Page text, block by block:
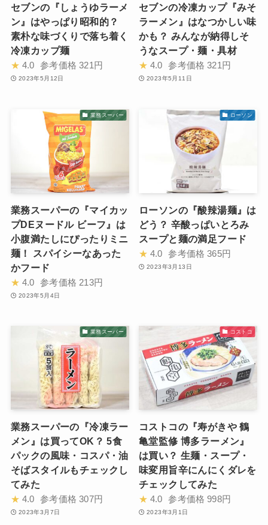
セブンの『しょうゆラーメ
ン』はやっぱり昭和的？
素朴な味づくりで落ち着く
冷凍カップ麺
★ 4.0 参考価格 321円
2023年5月12日
セブンの冷凍カップ『みそ
ラーメン』はなつかしい味
かも？ みんなが納得しそ
うなスープ・麺・具材
★ 4.0 参考価格 321円
2023年5月11日
業務スーパー
業務スーパーの『マイカッ
プDEヌードル ビーフ』は
小腹満たしにぴったりミニ
麺！ スパイシーなあった
かフード
★ 4.0 参考価格 213円
2023年5月4日
ローソン
ローソンの『酸辣湯麺』は
どう？ 辛酸っぱいとろみ
スープと麺の満足フード
★ 4.0 参考価格 365円
2023年3月13日
業務スーパー
業務スーパーの『冷凍ラー
メン』は買ってOK？ 5食
パックの風味・コスパ・油
そばスタイルもチェックし
てみた
★ 4.0 参考価格 307円
2023年3月7日
コストコ
コストコの『寿がきや 鶴
亀堂監修 博多ラーメン』
は買い？ 生麺・スープ・
味変用旨辛にんにくダレを
チェックしてみた
★ 4.0 参考価格 998円
2023年3月1日